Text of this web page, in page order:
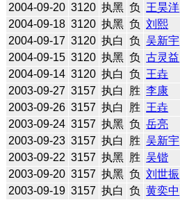
2004-09-20 3120 执黑 负 王昊洋
2004-09-18 3120 执黑 负 刘熙
2004-09-17 3120 执白 负 吴新宇
2004-09-15 3120 执黑 负 古灵益
2004-09-14 3120 执白 负 王垚
2003-09-27 3157 执白 胜 李康
2003-09-26 3157 执白 胜 王垚
2003-09-24 3157 执黑 负 岳亮
2003-09-23 3157 执白 胜 吴新宇
2003-09-22 3157 执黑 胜 吴锴
2003-09-20 3157 执黑 负 刘世振
2003-09-19 3157 执白 负 黄奕中